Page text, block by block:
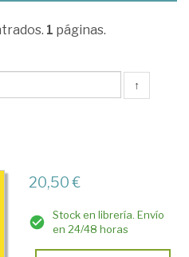
1 páginas.
↑
20,50 €
Stock en librería. Envío
en 24/48 horas